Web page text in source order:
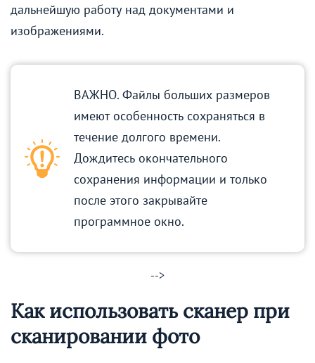
дальнейшую работу над документами и
изображениями.
ВАЖНО. Файлы больших размеров
имеют особенность сохраняться в
течение долгого времени.
Дождитесь окончательного
сохранения информации и только
после этого закрывайте
программное окно.
-->
Как использовать сканер при
сканировании фото